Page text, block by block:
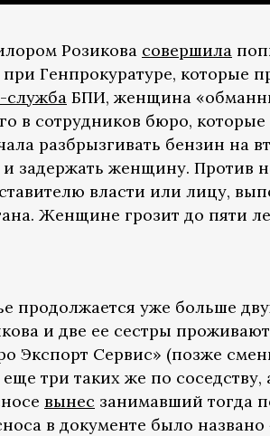
Розикова совершила
Генпрокуратуре, которые
служба БПИ, женщина
в сотрудников бюро,
разбрызгивать бензин на
задержать женщину. Против
власти или лицу,
Женщине грозит до пяти
уже больше двух
и две ее сестры проживают
Экспорт Сервис» (позже
три таких же по соседству,
вынес занимавший тогда
в документе было названо